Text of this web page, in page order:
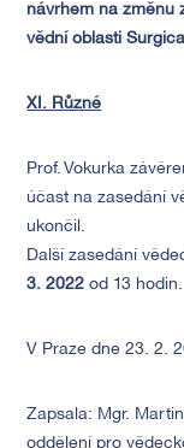
návrhem na změnu
vědní oblasti
XI. Různé
Prof. Vokurka
účast na zasedání
ukončil.
Další zasedání
3. 2022od 13 hodin.
V Praze dne 23. 2.
Zapsala: Mgr.
oddělení pro